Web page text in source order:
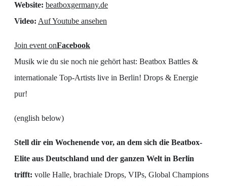
Website: beatboxgermany.de
Video: Auf Youtube ansehen
Join event onFacebook
Musik wie du sie noch nie gehört hast: Beatbox Battles &
internationale Top-Artists live in Berlin! Drops & Energie
pur!
(english below)
Stell dir ein Wochenende vor, an dem sich die Beatbox-
Elite aus Deutschland und der ganzen Welt in Berlin
trifft: volle Halle, brachiale Drops, VIPs, Global Champions